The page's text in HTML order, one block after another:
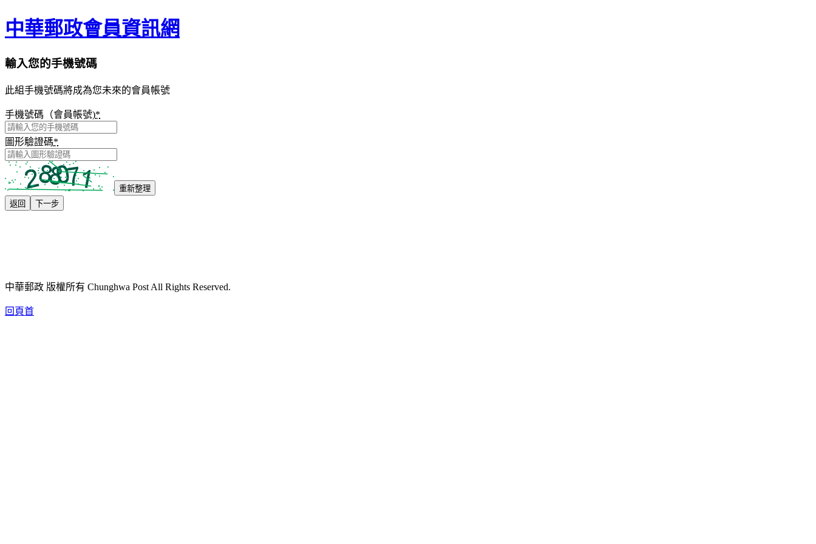
中華郵政會員資訊網
輸入您的手機號碼
此組手機號碼將成為您未來的會員帳號
手機號碼（會員帳號)*
圖形驗證碼*
重新整理
返回
下一步
中華郵政 版權所有 Chunghwa Post All Rights Reserved.
回頁首